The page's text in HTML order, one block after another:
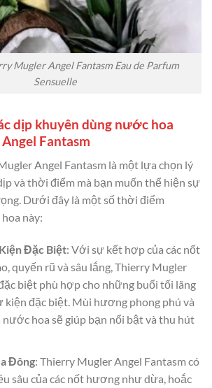
Mugler Angel Fantasm Eau de Parfum
Sensuelle
dịp khuyên dùng nước hoa
Fantasm
Angel Fantasm là một lựa chọn lý
và thời điểm mà bạn muốn thể hiện sự
Dưới đây là một số thời điểm
này:
Đặc Biệt: Với sự kết hợp của các nốt
quyến rũ và sâu lắng, Thierry Mugler
biệt phù hợp cho những buổi tối lãng
kiện đặc biệt. Mùi hương phong phú và
nước hoa sẽ giúp bạn nổi bật và thu hút
Đông: Thierry Mugler Angel Fantasm có
sâu của các nốt hương như dừa, hoắc